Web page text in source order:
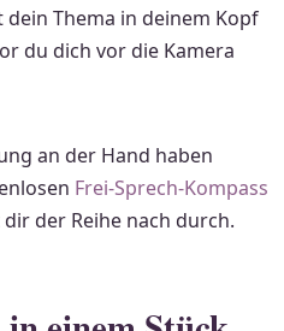
Thema in deinem Kopf
du dich vor die Kamera
an der Hand haben
Frei-Sprech-Kompass
der Reihe nach durch.